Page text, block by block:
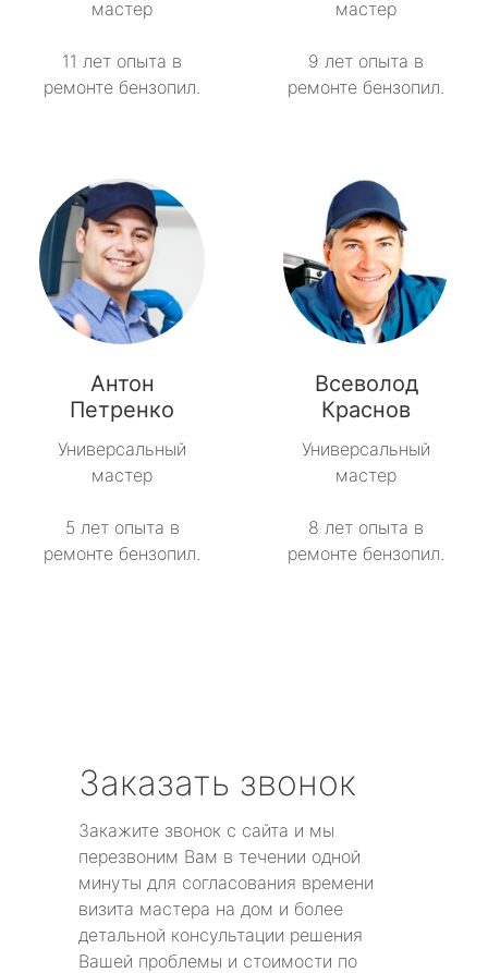
мастер
11 лет опыта в
ремонте бензопил.
мастер
9 лет опыта в
ремонте бензопил.
Антон
Петренко
Универсальный
мастер
5 лет опыта в
ремонте бензопил.
Всеволод
Краснов
Универсальный
мастер
8 лет опыта в
ремонте бензопил.
Заказать звонок
Закажите звонок с сайта и мы
перезвоним Вам в течении одной
минуты для согласования времени
визита мастера на дом и более
детальной консультации решения
Вашей проблемы и стоимости по